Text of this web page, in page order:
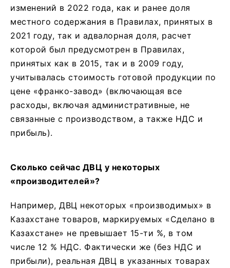
изменений в 2022 года, как и ранее доля
местного содержания в Правилах, принятых в
2021 году, так и адвалорная доля, расчет
которой был предусмотрен в Правилах,
принятых как в 2015, так и в 2009 году,
учитывалась стоимость готовой продукции по
цене «франко-завод» (включающая все
расходы, включая административные, не
связанные с производством, а также НДС и
прибыль).
Сколько сейчас ДВЦ у некоторых
«производителей»?
Например, ДВЦ некоторых «производимых» в
Казахстане товаров, маркируемых «Сделано в
Казахстане» не превышает 15-ти %, в том
числе 12 % НДС. Фактически же (без НДС и
прибыли), реальная ДВЦ в указанных товарах